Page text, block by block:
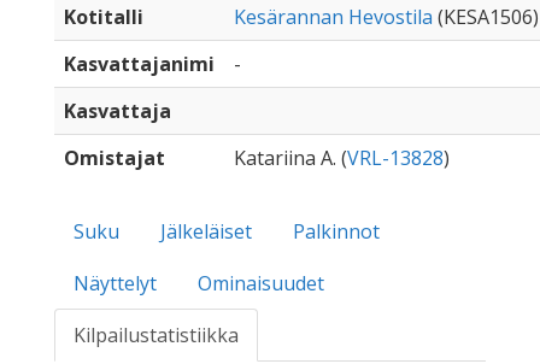
Kotitalli
Kesärannan Hevostila (KESA1506)
Kasvattajanimi
-
Kasvattaja
Omistajat
Katariina A. (VRL-13828)
Suku Jälkeläiset
Palkinnot
Näyttelyt
Ominaisuudet
Kilpailustatistiikka